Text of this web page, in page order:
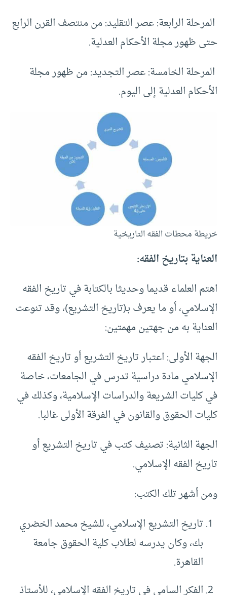
المرحلة الرابعة: عصر التقليد: من منتصف القرن الرابع
حتى ظهور مجلة الأحكام العدلية.
المرحلة الخامسة: عصر التجديد: من ظهور مجلة
الأحكام العدلية إلى اليوم.
خريطة محطات الفقه التاريخية
العناية بتاريخ الفقه:
اهتم العلماء قديما وحديثا بالكتابة في تاريخ الفقه
الإسلامي، أو ما يعرف بـ(تاريخ التشريع)، وقد تنوعت
العناية به من جهتين مهمتين:
الجهة الأولى: اعتبار تاريخ التشريع أو تاريخ الفقه
الإسلامي مادة دراسية تدرس في الجامعات، خاصة
في كليات الشريعة والدراسات الإسلامية، وكذلك في
كليات الحقوق والقانون في الفرقة الأولى غالبا.
الجهة الثانية: تصنيف كتب في تاريخ التشريع أو
تاريخ الفقه الإسلامي.
ومن أشهر تلك الكتب:
تاريخ التشريع الإسلامي، للشيخ محمد الخضري
بك، وكان يدرسه لطلاب كلية الحقوق جامعة
القاهرة.
الفكر السامي في تاريخ الفقه الإسلامي، للأستاذ